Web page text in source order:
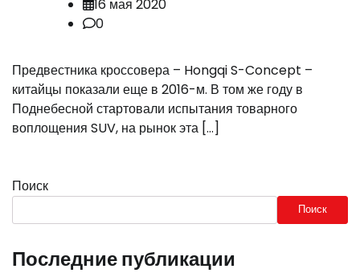
16 мая 2020
0
Предвестника кроссовера – Hongqi S-Concept –
китайцы показали еще в 2016-м. В том же году в
Поднебесной стартовали испытания товарного
воплощения SUV, на рынок эта […]
Поиск
Поиск
Последние публикации